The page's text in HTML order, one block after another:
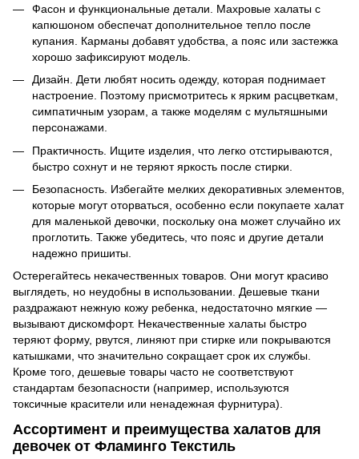
Фасон и функциональные детали. Махровые халаты с
капюшоном обеспечат дополнительное тепло после
купания. Карманы добавят удобства, а пояс или застежка
хорошо зафиксируют модель.
Дизайн. Дети любят носить одежду, которая поднимает
настроение. Поэтому присмотритесь к ярким расцветкам,
симпатичным узорам, а также моделям с мультяшными
персонажами.
Практичность. Ищите изделия, что легко отстирываются,
быстро сохнут и не теряют яркость после стирки.
Безопасность. Избегайте мелких декоративных элементов,
которые могут оторваться, особенно если покупаете халат
для маленькой девочки, поскольку она может случайно их
проглотить. Также убедитесь, что пояс и другие детали
надежно пришиты.
Остерегайтесь некачественных товаров. Они могут красиво
выглядеть, но неудобны в использовании. Дешевые ткани
раздражают нежную кожу ребенка, недостаточно мягкие —
вызывают дискомфорт. Некачественные халаты быстро
теряют форму, рвутся, линяют при стирке или покрываются
катышками, что значительно сокращает срок их службы.
Кроме того, дешевые товары часто не соответствуют
стандартам безопасности (например, используются
токсичные красители или ненадежная фурнитура).
Ассортимент и преимущества халатов для
девочек от Фламинго Текстиль